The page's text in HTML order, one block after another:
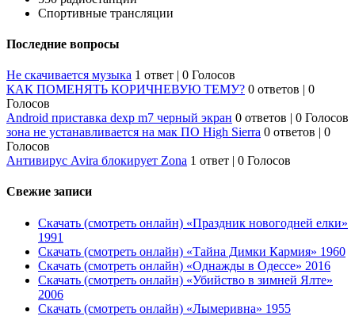
Спортивные трансляции
Последние вопросы
Не скачивается музыка 1 ответ | 0 Голосов
КАК ПОМЕНЯТЬ КОРИЧНЕВУЮ ТЕМУ? 0 ответов | 0
Голосов
Android приставка dexp m7 черный экран 0 ответов | 0 Голосов
зона не устанавливается на мак ПО High Sierra 0 ответов | 0
Голосов
Антивирус Avira блокирует Zona 1 ответ | 0 Голосов
Свежие записи
Скачать (смотреть онлайн) «Праздник новогодней елки»
1991
Скачать (смотреть онлайн) «Тайна Димки Кармия» 1960
Скачать (смотреть онлайн) «Однажды в Одессе» 2016
Скачать (смотреть онлайн) «Убийство в зимней Ялте»
2006
Скачать (смотреть онлайн) «Лымеривна» 1955